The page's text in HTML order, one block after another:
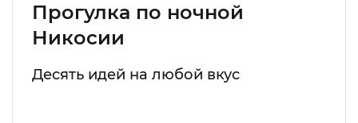
Прогулка по ночной
Никосии
Десять идей на любой вкус